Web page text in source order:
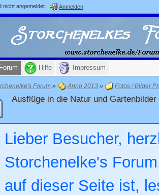
nicht angemeldet. Anmelden
Forum Hilfe Impressum
Forum » Anno 2013 » Fotos / Bilder
Ausflüge in die Natur und Gartenbilder
Lieber Besucher,
Storchenelke's
auf dieser Seite ist,